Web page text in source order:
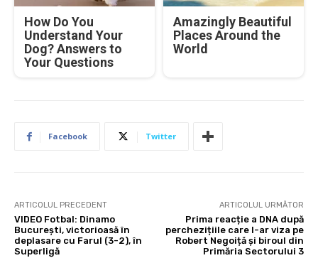
How Do You
Understand Your
Dog? Answers to
Your Questions
Amazingly Beautiful
Places Around the
World
Facebook Twitter
ARTICOLUL PRECEDENT
VIDEO Fotbal: Dinamo
București, victorioasă în
deplasare cu Farul (3-2), în
Superligă
ARTICOLUL URMĂTOR
Prima reacție a DNA după
perchezițiile care l-ar viza pe
Robert Negoiță și biroul din
Primăria Sectorului 3